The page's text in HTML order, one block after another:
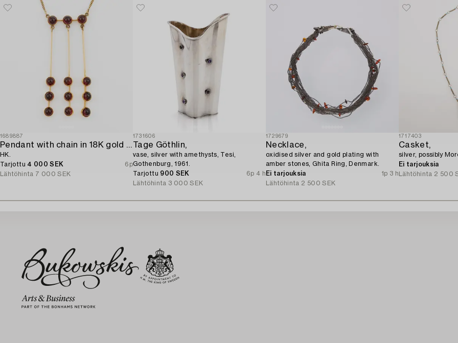
1689887
Pendant with chain in 18K gold set with cabochon-cut garnets,
HK.
Tarjottu 4 000 SEK
6p
Lähtöhinta 7 000 SEK
1731606
Tage Göthlin,
vase, silver with amethysts, Tesi,
Gothenburg, 1961.
Tarjottu 900 SEK
6p 4 h
Lähtöhinta 3 000 SEK
1729679
Necklace,
oxidised silver and gold plating with
amber stones, Ghita Ring, Denmark.
Ei tarjouksia
1p 3 h
Lähtöhinta 2 500 SEK
1717403
Casket,
silver, possibly
Ei tarjouksia
Lähtöhinta 2 500